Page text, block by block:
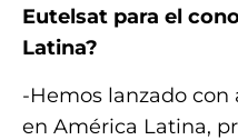
Eutelsat para el
Latina?
-Hemos lanzado
en América Latina,